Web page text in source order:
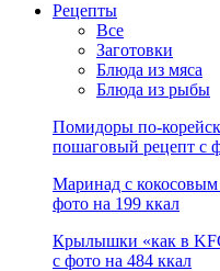
Рецепты
Все
Заготовки
Блюда из мяса
Блюда из рыбы
Помидоры по-
пошаговый рецепт с
Маринад с
фото на 199 ккал
Крылышки «как в
с фото на 484 ккал